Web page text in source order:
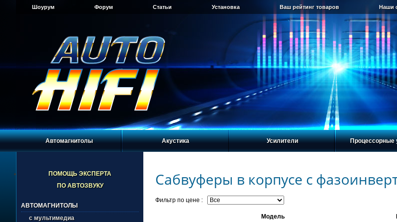
Шоурум Форум Статьи Установка Ваш рейтинг товаров Наши
Автомагнитолы Акустика Усилители Процессорные
ПОМОЩЬ ЭКСПЕРТА
ПО АВТОЗВУКУ
АВТОМАГНИТОЛЫ
с мультимедиа
Сабвуферы в корпусе с
Фильтр по цене :
Модель